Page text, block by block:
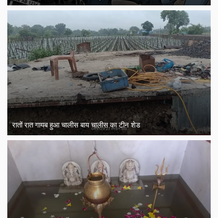
रातों रात गायब हुआ चालीस बाय चालीस का टीन शेड